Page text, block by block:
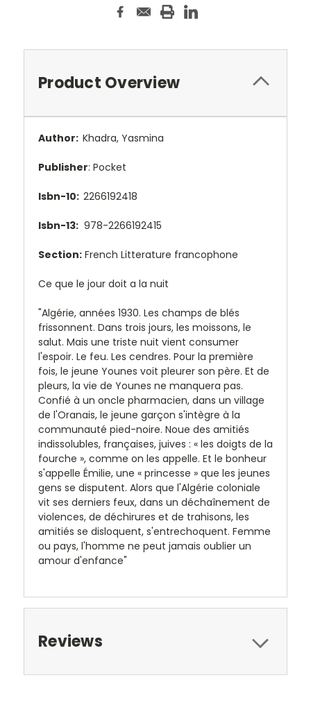
Product Overview
Author: Khadra, Yasmina
Publisher: Pocket
Isbn-10: 2266192418
Isbn-13: 978-2266192415
Section: French Litterature francophone
Ce que le jour doit a la nuit
"Algérie, années 1930. Les champs de blés
frissonnent. Dans trois jours, les moissons, le
salut. Mais une triste nuit vient consumer
l'espoir. Le feu. Les cendres. Pour la première
fois, le jeune Younes voit pleurer son père. Et de
pleurs, la vie de Younes ne manquera pas.
Confié à un oncle pharmacien, dans un village
de l'Oranais, le jeune garçon s'intègre à la
communauté pied-noire. Noue des amitiés
indissolubles, françaises, juives : « les doigts de la
fourche », comme on les appelle. Et le bonheur
s'appelle Émilie, une « princesse » que les jeunes
gens se disputent. Alors que l'Algérie coloniale
vit ses derniers feux, dans un déchaînement de
violences, de déchirures et de trahisons, les
amitiés se disloquent, s'entrechoquent. Femme
ou pays, l'homme ne peut jamais oublier un
amour d'enfance"
Reviews